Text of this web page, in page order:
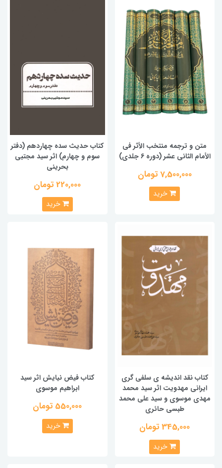
متن و ترجمه منتخب الأثر فی
الأمام الثانی عشر (دوره 6 جلدی)
7,500,000 تومان
خرید
کتاب حدیث سده چهاردهم (دفتر
سوم و چهارم) اثر سید مجتبی
بحرینی
220,000 تومان
خرید
کتاب نقد اندیشه ی سلفی گری
ایرانی مهدویت اثر سید محمد
مهدی موسوی و سید علی محمد
طبسی حائری
345,000 تومان
خرید
کتاب فیض نیایش اثر سید
ابراهیم موسوی
550,000 تومان
خرید